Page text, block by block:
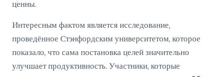
ценны.
Интересным фактом является исследование,
проведённое Стэнфордским университетом, которое
показало, что сама постановка целей значительно
улучшает продуктивность. Участники, которые